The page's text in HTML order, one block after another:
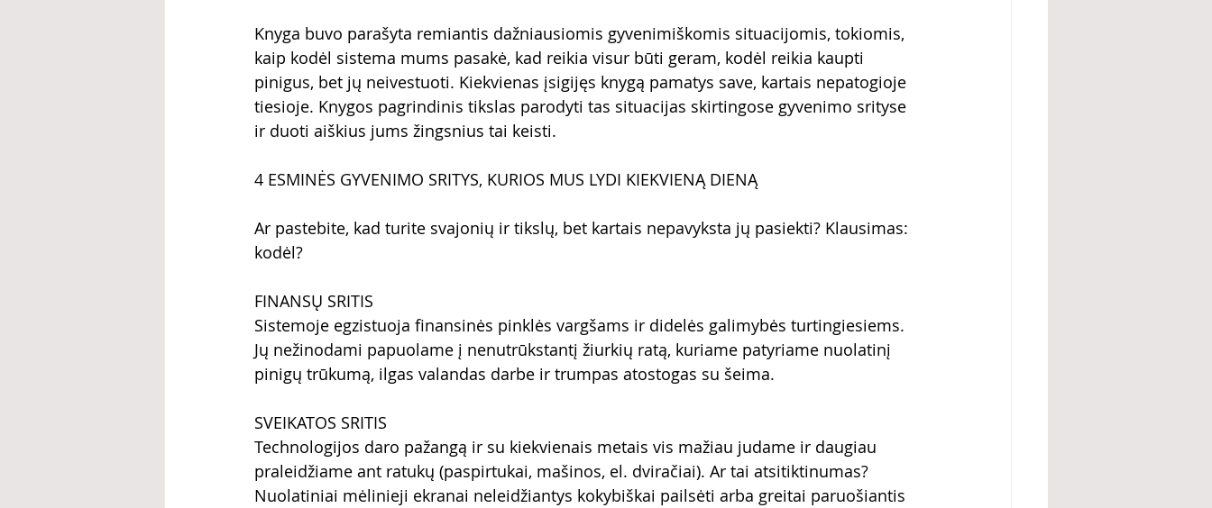
Knyga buvo parašyta remiantis dažniausiomis gyvenimiškomis situacijomis, tokiomis,
kaip kodėl sistema mums pasakė, kad reikia visur būti geram, kodėl reikia kaupti
pinigus, bet jų neivestuoti. Kiekvienas įsigijęs knygą pamatys save, kartais nepatogioje
tiesioje. Knygos pagrindinis tikslas parodyti tas situacijas skirtingose gyvenimo srityse
ir duoti aiškius jums žingsnius tai keisti.
4 ESMINĖS GYVENIMO SRITYS, KURIOS MUS LYDI KIEKVIENĄ DIENĄ
Ar pastebite, kad turite svajonių ir tikslų, bet kartais nepavyksta jų pasiekti? Klausimas:
kodėl?
FINANSŲ SRITIS
Sistemoje egzistuoja finansinės pinklės vargšams ir didelės galimybės turtingiesiems.
Jų nežinodami papuolame į nenutrūkstantį žiurkių ratą, kuriame patyriame nuolatinį
pinigų trūkumą, ilgas valandas darbe ir trumpas atostogas su šeima.
SVEIKATOS SRITIS
Technologijos daro pažangą ir su kiekvienais metais vis mažiau judame ir daugiau
praleidžiame ant ratukų (paspirtukai, mašinos, el. dviračiai). Ar tai atsitiktinumas?
Nuolatiniai mėlinieji ekranai neleidžiantys kokybiškai pailsėti arba greitai paruošiantis